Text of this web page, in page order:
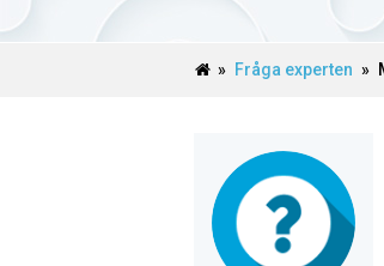
» Fråga experten »